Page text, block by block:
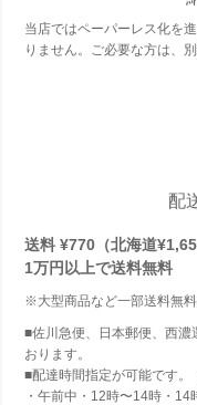
当店ではペーパーレス化を
りません。ご必要な方は、
配
送料 ¥770（北海道
1万円以上で送料無料
※大型商品など一部送料無料
■佐川急便、日本郵便、西濃
おります。
■配達時間指定が可能です。
・午前中・12時〜14時・